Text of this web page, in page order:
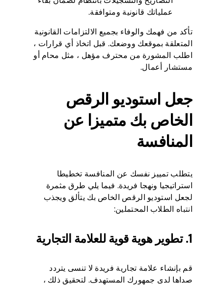
عملياتك قانونية ومتوافقة.
تأكد من فهمك والوفاء بجميع الالتزامات القانونية
المتعلقة بموقعك ووضعك. قبل اتخاذ أي قرارات ،
اطلب المشورة من محترف مؤهل ، مثل محام أو
مستشار أعمال.
جعل استوديو الرقص
الخاص بك متميزا عن
المنافسة
يتطلب تمييز نفسك عن المنافسة تخطيطا
استراتيجيا ونهجا فريدة. فيما يلي طرق مثمرة
لجعل استوديو الرقص الخاص بك يتألق ويجذب
انتباه الطلاب المحتملين:
1. تطوير هوية قوية للعلامة التجارية
قم بإنشاء علامة تجارية فريدة لا تنسى يتردد
صداها لدى جمهورك المستهدف. لتحقيق ذلك ،